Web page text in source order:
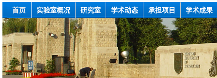
首页 实验室概况 研究室 学术动态 承担项目 学术成果